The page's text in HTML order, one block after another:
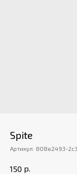
Spite
Артикул: 808e2493-
150 р.